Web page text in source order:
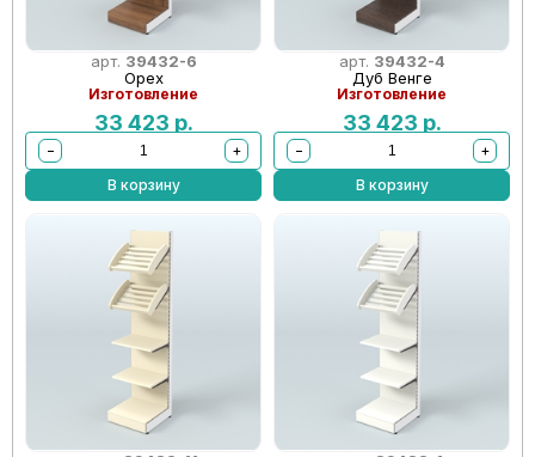
арт. 39432-6
Орех
Изготовление
33 423 р.
−
+
В корзину
арт. 39432-4
Дуб Венге
Изготовление
33 423 р.
−
+
В корзину